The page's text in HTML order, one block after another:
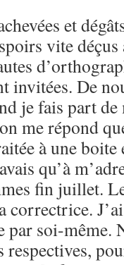
et
vite
invitées. De
je fais part
me répond
à une
qu’à
fin juillet.
correctrice.
par soi-même.